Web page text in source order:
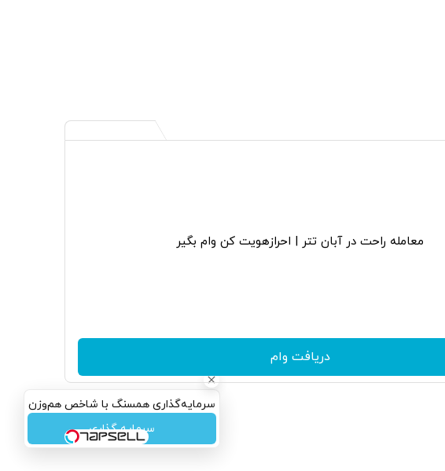
سرمایه‌گذاری همسنگ با شاخص هم‌وزن
سرمایه گذاری
معامله راحت در آبان تتر | احرازهویت کن وام بگیر
دریافت وام